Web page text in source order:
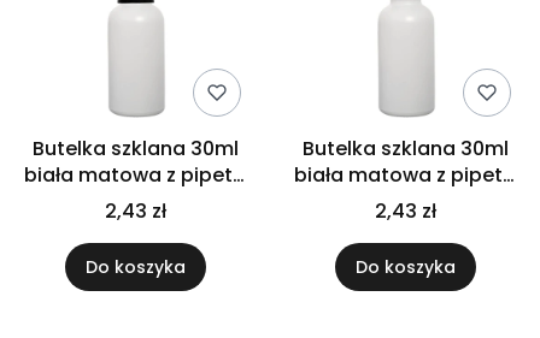
Butelka szklana 30ml
biała matowa z pipetą
gwarancyjną
2,43 zł
Do koszyka
Butelka szklana 30ml
biała matowa z pipetą
srebrną
2,43 zł
Do koszyka